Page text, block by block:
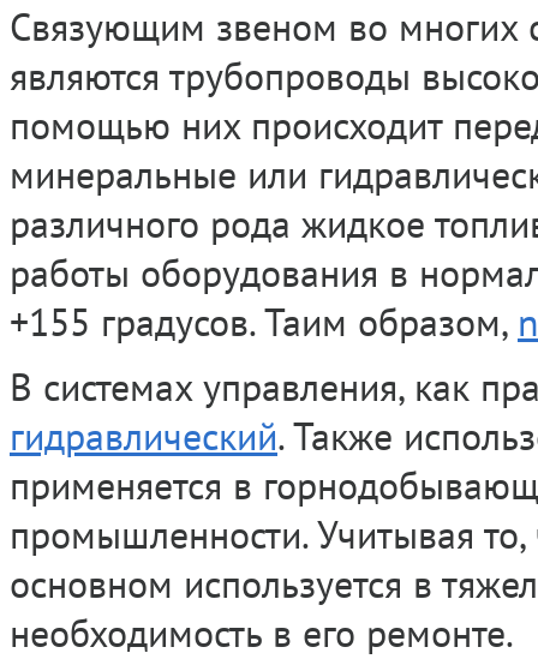
Связующим звеном во многих
являются трубопроводы
помощью них происходит
минеральные или
различного рода жидкое
работы оборудования в
+155 градусов. Таим образом,
В системах управления, как
гидравлический. Также
применяется в
промышленности. Учитывая
основном используется в
необходимость в его ремонте.